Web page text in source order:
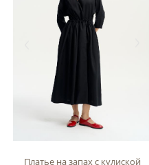
Платье на запах с кулиской